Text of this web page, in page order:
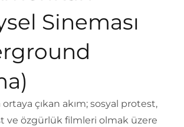
Sineması
ortaya çıkan akım; sosyal protest,
ve özgürlük filmleri olmak üzere